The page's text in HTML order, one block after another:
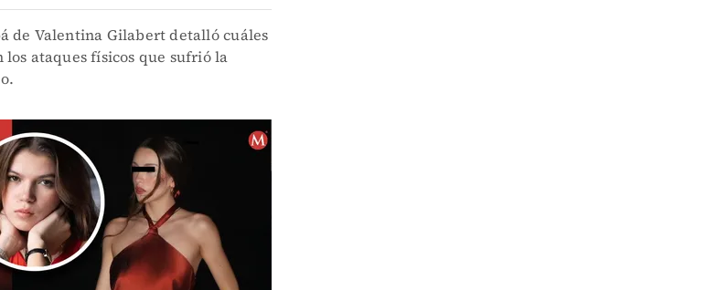
de Valentina Gilabert detalló cuáles
los ataques físicos que sufrió la